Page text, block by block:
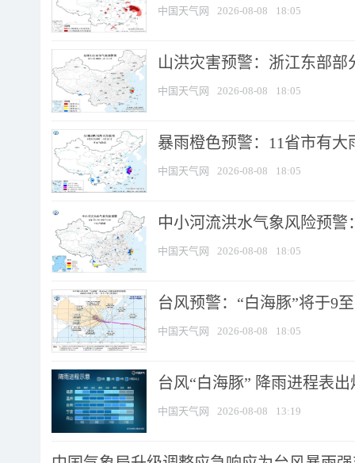
中国天气网 2026-08-08 18:05
山洪灾害预警：浙江东部
中国天气网 2026-08-08 18:05
暴雨橙色预警：11省市有
中国天气网 2026-08-08 18:05
中小河流洪水气象风险预
中国天气网 2026-08-08 18:05
台风预警：“白海豚”将于9
中国天气网 2026-08-08 18:05
台风“白海豚” 降雨进程表
中国天气网 2026-08-08 13:19